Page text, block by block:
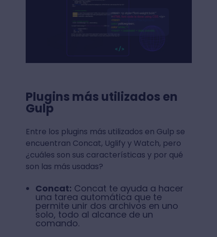
Plugins más utilizados en
Gulp
Entre los plugins más utilizados en Gulp se
encuentran Concat, Uglify y Watch, pero
¿cuáles son sus características y por qué
son las más usadas?
Concat: Concat te ayuda a hacer
una tarea automática que te
permite unir dos archivos en uno
solo, todo al alcance de un
comando.